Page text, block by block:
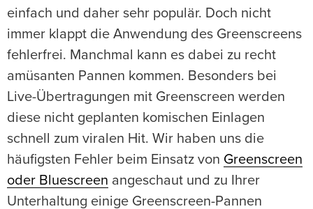
einfach und daher sehr populär. Doch nicht
immer klappt die Anwendung des Greenscreens
fehlerfrei. Manchmal kann es dabei zu recht
amüsanten Pannen kommen. Besonders bei
Live-Übertragungen mit Greenscreen werden
diese nicht geplanten komischen Einlagen
schnell zum viralen Hit. Wir haben uns die
häufigsten Fehler beim Einsatz von Greenscreen
oder Bluescreen angeschaut und zu Ihrer
Unterhaltung einige Greenscreen-Pannen